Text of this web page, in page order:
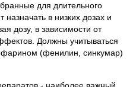
для длительного
в низких дозах и
дозу, в зависимости от
Должны учитываться
(фенилин, синкумар)